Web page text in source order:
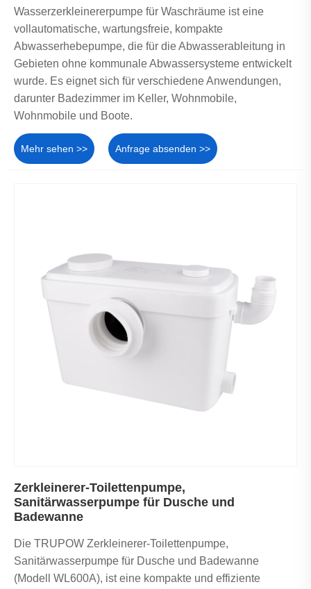
Wasserzerkleinererpumpe für Waschräume ist eine
vollautomatische, wartungsfreie, kompakte
Abwasserhebepumpe, die für die Abwasserableitung in
Gebieten ohne kommunale Abwassersysteme entwickelt
wurde. Es eignet sich für verschiedene Anwendungen,
darunter Badezimmer im Keller, Wohnmobile,
Wohnmobile und Boote.
Mehr sehen >> Anfrage absenden >>
Zerkleinerer-Toilettenpumpe,
Sanitärwasserpumpe für Dusche und
Badewanne
Die TRUPOW Zerkleinerer-Toilettenpumpe,
Sanitärwasserpumpe für Dusche und Badewanne
(Modell WL600A), ist eine kompakte und effiziente